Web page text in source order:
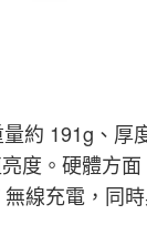
約 191g、
度。硬體方
線充電，同